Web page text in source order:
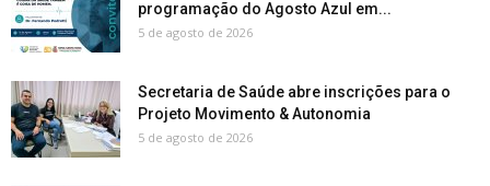
programação do Agosto Azul em...
5 de agosto de 2026
Secretaria de Saúde abre inscrições para o
Projeto Movimento & Autonomia
5 de agosto de 2026